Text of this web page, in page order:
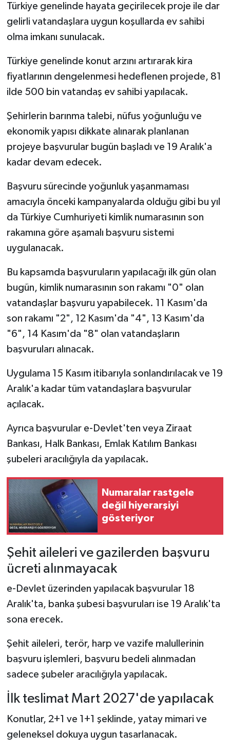
Türkiye genelinde hayata geçirilecek proje ile dar
gelirli vatandaşlara uygun koşullarda ev sahibi
olma imkanı sunulacak.
Türkiye genelinde konut arzını artırarak kira
fiyatlarının dengelenmesi hedeflenen projede, 81
ilde 500 bin vatandaş ev sahibi yapılacak.
Şehirlerin barınma talebi, nüfus yoğunluğu ve
ekonomik yapısı dikkate alınarak planlanan
projeye başvurular bugün başladı ve 19 Aralık'a
kadar devam edecek.
Başvuru sürecinde yoğunluk yaşanmaması
amacıyla önceki kampanyalarda olduğu gibi bu yıl
da Türkiye Cumhuriyeti kimlik numarasının son
rakamına göre aşamalı başvuru sistemi
uygulanacak.
Bu kapsamda başvuruların yapılacağı ilk gün olan
bugün, kimlik numarasının son rakamı "0" olan
vatandaşlar başvuru yapabilecek. 11 Kasım'da
son rakamı "2", 12 Kasım'da "4", 13 Kasım'da
"6", 14 Kasım'da "8" olan vatandaşların
başvuruları alınacak.
Uygulama 15 Kasım itibarıyla sonlandırılacak ve 19
Aralık'a kadar tüm vatandaşlara başvurular
açılacak.
Ayrıca başvurular e-Devlet'ten veya Ziraat
Bankası, Halk Bankası, Emlak Katılım Bankası
şubeleri aracılığıyla da yapılacak.
Numaralar rastgele
değil hiyerarşiyi
gösteriyor
Şehit aileleri ve gazilerden başvuru
ücreti alınmayacak
e-Devlet üzerinden yapılacak başvurular 18
Aralık'ta, banka şubesi başvuruları ise 19 Aralık'ta
sona erecek.
Şehit aileleri, terör, harp ve vazife malullerinin
başvuru işlemleri, başvuru bedeli alınmadan
sadece şubeler aracılığıyla yapılacak.
İlk teslimat Mart 2027'de yapılacak
Konutlar, 2+1 ve 1+1 şeklinde, yatay mimari ve
geleneksel dokuya uygun tasarlanacak.